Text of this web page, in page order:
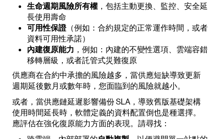
生命週期風險所有權 ，包括主動更換、監控、安全延
長使用壽命
可用性保證（例如：合約規定的正常運作時間，或者
資料可用性承諾）
內建復原能力 ，例如：內建的不變性選項、雲端容錯
移轉層級，或者託管式災難復原
供應商在合約中承擔的風險越多，當供應短缺導致更新
週期延後數月或數年時，您面臨到的風險就越小。
或者，當供應鏈延遲影響備份 SLA，導致舊版基礎架構
使用時間延長時，軟體定義的資料配置倒也是種選擇。
應評估在強化復原能力方面的表現。請尋找：